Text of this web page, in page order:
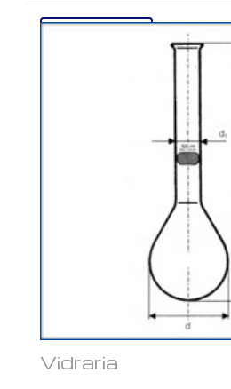
Ver mais...
Vidraria